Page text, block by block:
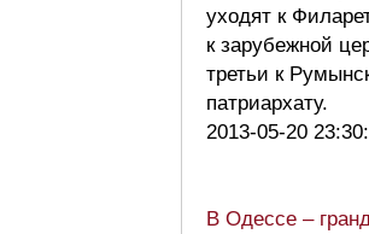
уходят к
к зарубежной
третьи к
патриархату.
2013-05-20
В Одессе –